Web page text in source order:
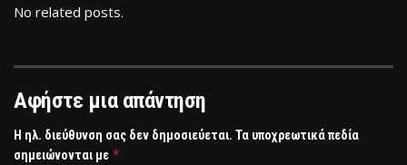
No related posts.
Αφήστε μια απάντηση
Η ηλ. διεύθυνση σας δεν δημοσιεύεται. Τα υποχρεωτικά πεδία
σημειώνονται με *